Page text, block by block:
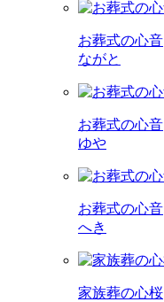
お葬式の心音
ながと
お葬式の心音
ゆや
お葬式の心音
へき
家族葬の心桜